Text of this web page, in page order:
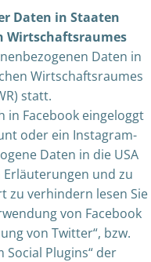
Daten in Staaten
Wirtschaftsraumes
Daten in
Wirtschaftsraumes
statt.
in Facebook eingeloggt
oder ein Instagram-
Daten in die USA
und zu
zu verhindern lesen Sie
von Facebook
von Twitter“, bzw.
Social Plugins“ der